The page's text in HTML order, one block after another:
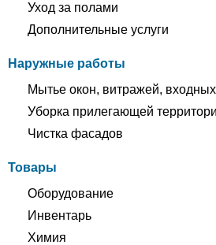
Уход за полами
Дополнительные услуги
Наружные работы
Мытье окон, витражей, входных
Уборка прилегающей
Чистка фасадов
Товары
Оборудование
Инвентарь
Химия